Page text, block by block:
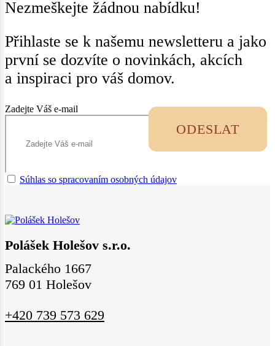
Nezmeškejte žádnou nabídku!
Přihlaste se k našemu newsletteru a jako
první se dozvíte o novinkách, akcích
a inspiraci pro váš domov.
Zadejte Váš e-mail
Súhlas so spracovaním osobných údajov
ODESLAT
Polášek Holešov s.r.o.
Palackého 1667
769 01 Holešov
+420 739 573 629